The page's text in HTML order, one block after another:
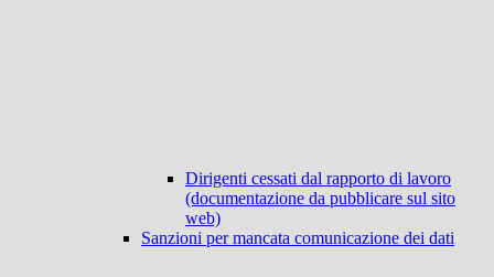
Dirigenti cessati dal rapporto di lavoro
(documentazione da pubblicare sul sito
web)
Sanzioni per mancata comunicazione dei dati